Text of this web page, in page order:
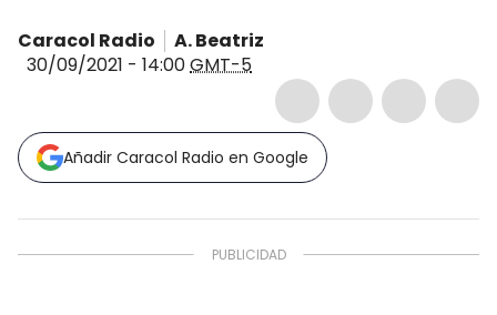
Caracol Radio
A. Beatriz
30/09/2021 - 14:00GMT-5
Añadir Caracol Radio en Google